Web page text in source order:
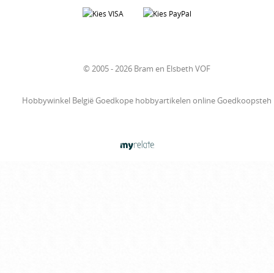
© 2005 - 2026 Bram en Elsbeth VOF
Hobbywinkel België Goedkope hobbyartikelen online Goedkoopsteh